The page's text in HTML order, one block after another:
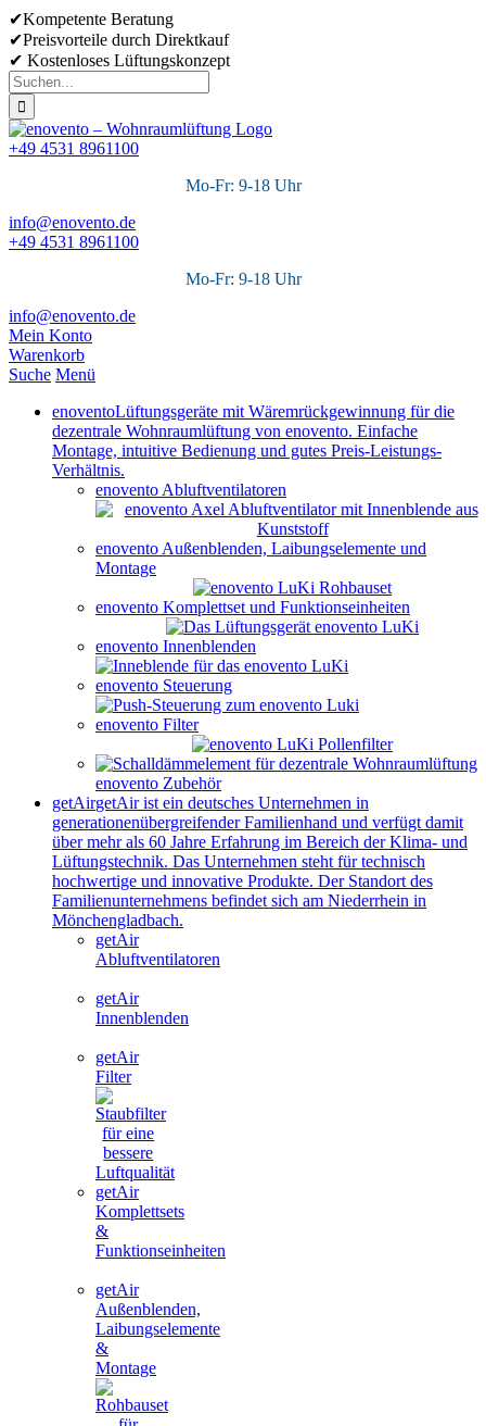
Skip
to
content
✔Kompetente Beratung
✔Preisvorteile durch Direktkauf
✔ Kostenloses Lüftungskonzept
Suche
nach:
+49 4531 8961100
Mo-Fr: 9-18 Uhr
info@enovento.de
+49 4531 8961100
Mo-Fr: 9-18 Uhr
info@enovento.de
Mein Konto
Warenkorb
Suche Menü
enoventoLüftungsgeräte mit Wäremrückgewinnung für die
dezentrale Wohnraumlüftung von enovento. Einfache
Montage, intuitive Bedienung und gutes Preis-Leistungs-
Verhältnis.
enovento Abluftventilatoren
enovento Außenblenden, Laibungselemente und
Montage
enovento Komplettset und Funktionseinheiten
enovento Innenblenden
enovento Steuerung
enovento Filter
enovento Zubehör
getAirgetAir ist ein deutsches Unternehmen in
generationenübergreifender Familienhand und verfügt damit
über mehr als 60 Jahre Erfahrung im Bereich der Klima- und
Lüftungstechnik. Das Unternehmen steht für technisch
hochwertige und innovative Produkte. Der Standort des
Familienunternehmens befindet sich am Niederrhein in
Mönchengladbach.
getAir
Abluftventilatoren
getAir
Innenblenden
getAir
Filter
getAir
Komplettsets
&
Funktionseinheiten
getAir
Außenblenden,
Laibungselemente
&
Montage